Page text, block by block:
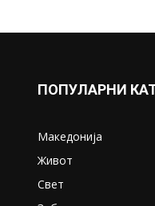
ПОПУЛАРНИ
Македонија
Живот
Свет